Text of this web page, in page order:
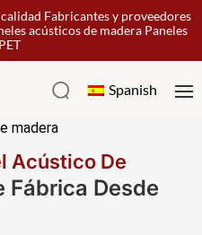
Fabricantes y proveedores
acústicos de madera Paneles
Spanish
madera
Acústico De
Fábrica Desde